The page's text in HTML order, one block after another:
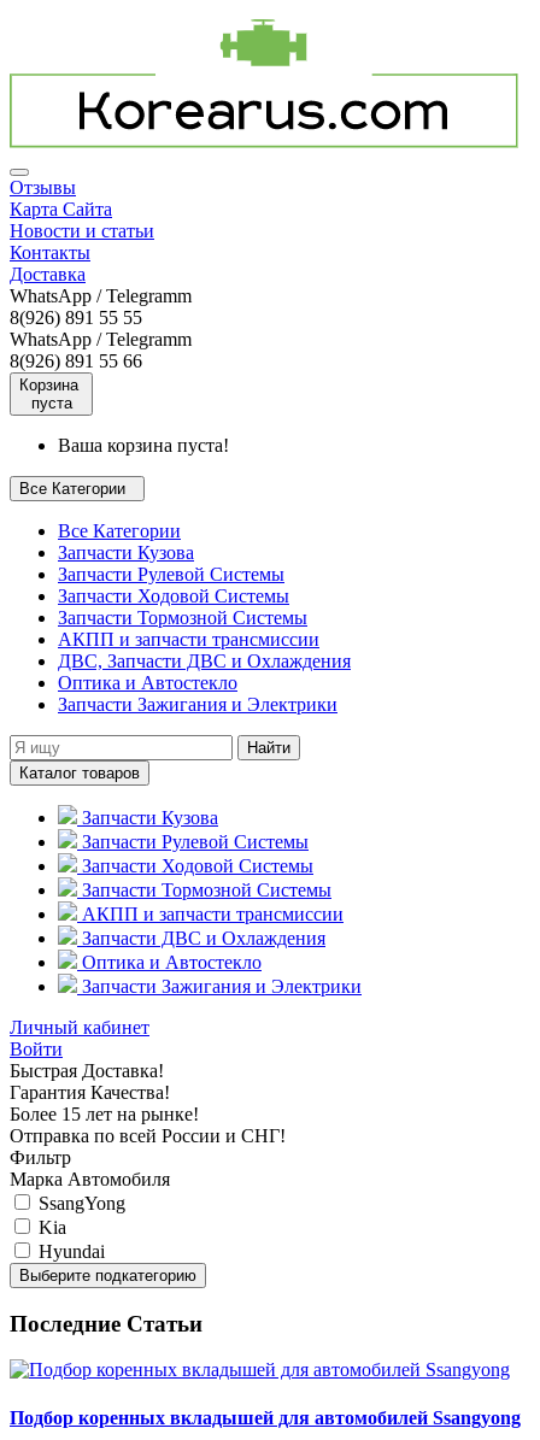
Отзывы
Карта Сайта
Новости и статьи
Контакты
Доставка
WhatsApp / Telegramm
8(926) 891 55 55
WhatsApp / Telegramm
8(926) 891 55 66
Корзина
пуста
Ваша корзина пуста!
Все Категории
Все Категории
Запчасти Кузова
Запчасти Рулевой Системы
Запчасти Ходовой Системы
Запчасти Тормозной Системы
АКПП и запчасти трансмиссии
ДВС, Запчасти ДВС и Охлаждения
Оптика и Автостекло
Запчасти Зажигания и Электрики
Найти
Каталог товаров
Запчасти Кузова
Запчасти Рулевой Системы
Запчасти Ходовой Системы
Запчасти Тормозной Системы
АКПП и запчасти трансмиссии
Запчасти ДВС и Охлаждения
Оптика и Автостекло
Запчасти Зажигания и Электрики
Личный кабинет
Войти
Быстрая Доставка!
Гарантия Качества!
Более 15 лет на рынке!
Отправка по всей России и СНГ!
Фильтр
Марка Автомобиля
SsangYong
Kia
Hyundai
Выберите подкатегорию
Последние Статьи
Подбор коренных вкладышей для автомобилей Ssangyong